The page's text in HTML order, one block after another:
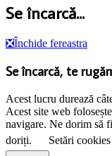
Se încarcă...
❎Închide fereastra
Se încarcă, te
Acest lucru durează
Acest site web
navigare. Ne dorim să
doriți.
Setări cookies